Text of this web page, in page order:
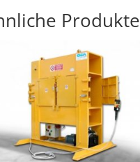
Produkte